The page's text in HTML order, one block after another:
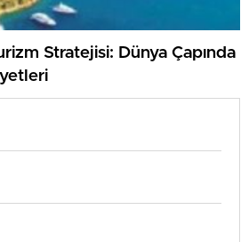
Stratejisi: Dünya Çapında